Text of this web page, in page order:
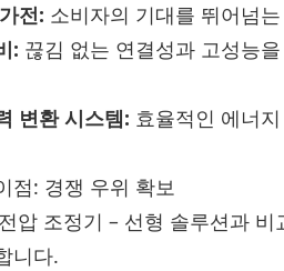
전: 소비자의 기대를 뛰어넘
: 끊김 없는 연결성과 고성능
변환 시스템: 효율적인 에너
점: 경쟁 우위 확보
압 조정기 – 선형 솔루션과 비
니다.